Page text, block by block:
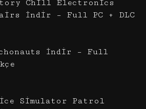
Chill Electronics
İndir – Full PC + DLC
İndir – Full
Simulator Patrol